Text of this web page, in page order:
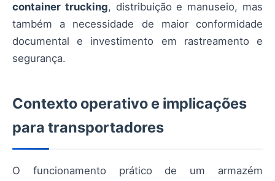
container trucking, distribuição e manuseio, mas
também a necessidade de maior conformidade
documental e investimento em rastreamento e
segurança.
Contexto operativo e implicações
para transportadores
O funcionamento prático de um armazém